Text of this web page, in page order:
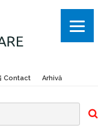
Contact Arhivă